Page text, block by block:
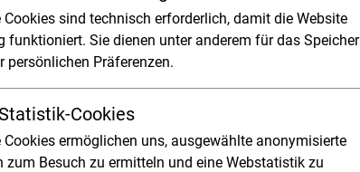
Cookies sind technisch erforderlich, damit die Website
funktioniert. Sie dienen unter anderem für das
persönlichen Präferenzen.
Cookies
Cookies ermöglichen uns, ausgewählte anonymisierte
zum Besuch zu ermitteln und eine Webstatistik zu
Hochschulpanorama
über alle deutschen Studienorte. Klicke in
Ausschau nach dir (noch) unbekannten
Wo wirst du studieren?
Hochschulart